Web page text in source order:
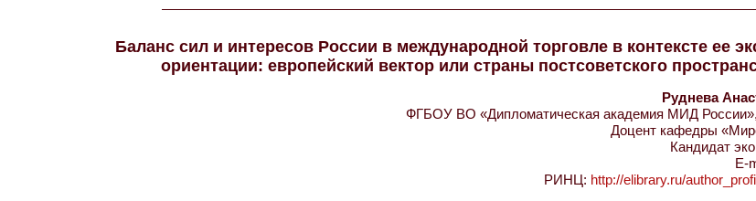
Баланс сил и интересов России в международной торговле в контексте ее
ориентации: европейский вектор или страны постсоветского
Руднева
ФГБОУ ВО «Дипломатическая академия МИД
Доцент кафедры
Кандидат
E-
РИНЦ: http://elibrary.ru/